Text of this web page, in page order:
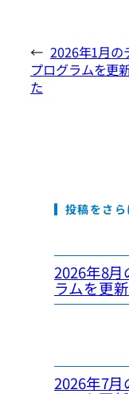
← 2026年1月の
プログラムを更
た
投稿をさ
2026年8
ラムを更
2026年7